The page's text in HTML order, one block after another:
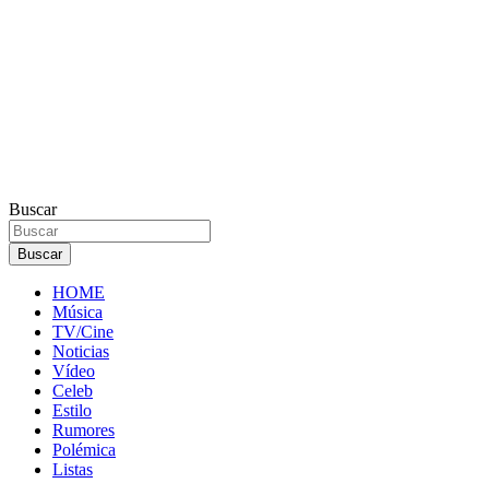
Buscar
Buscar
HOME
Música
TV/Cine
Noticias
Vídeo
Celeb
Estilo
Rumores
Polémica
Listas